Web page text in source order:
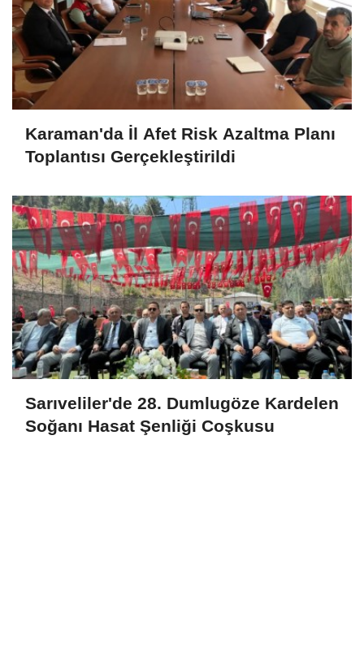
Karaman'da İl Afet Risk Azaltma Planı
Toplantısı Gerçekleştirildi
Sarıveliler'de 28. Dumlugöze Kardelen
Soğanı Hasat Şenliği Coşkusu